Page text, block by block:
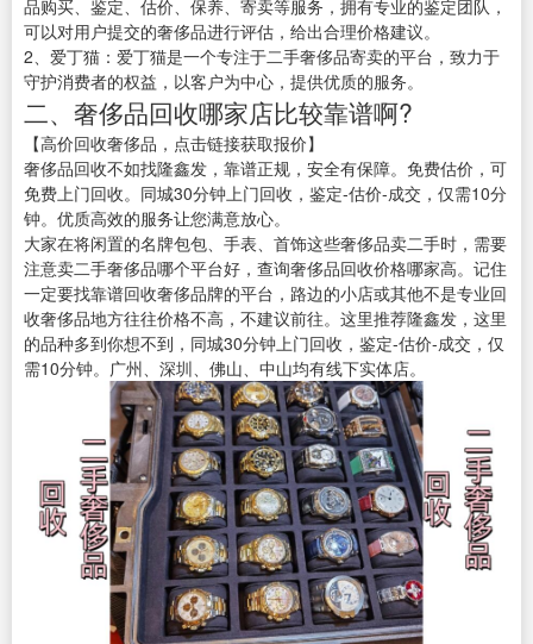
品购买、鉴定、估价、保养、寄卖等服务，拥有专业的鉴定团队，
可以对用户提交的奢侈品进行评估，给出合理价格建议。
2、爱丁猫：爱丁猫是一个专注于二手奢侈品寄卖的平台，致力于
守护消费者的权益，以客户为中心，提供优质的服务。
二、奢侈品回收哪家店比较靠谱啊?
【高价回收奢侈品，点击链接获取报价】
奢侈品回收不如找隆鑫发，靠谱正规，安全有保障。免费估价，可
免费上门回收。同城30分钟上门回收，鉴定-估价-成交，仅需10分
钟。优质高效的服务让您满意放心。
大家在将闲置的名牌包包、手表、首饰这些奢侈品卖二手时，需要
注意卖二手奢侈品哪个平台好，查询奢侈品回收价格哪家高。记住
一定要找靠谱回收奢侈品牌的平台，路边的小店或其他不是专业回
收奢侈品地方往往价格不高，不建议前往。这里推荐隆鑫发，这里
的品种多到你想不到，同城30分钟上门回收，鉴定-估价-成交，仅
需10分钟。广州、深圳、佛山、中山均有线下实体店。